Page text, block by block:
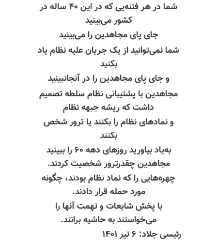
شما در هر فتنه‌یی که در این ۴۰ ساله در
کشور می‌بینید
جای پای مجاهدین را می‌بینید
شما نمی‌توانید از یک جریان علیه نظام یاد
بکنید
و جای پای مجاهدین را در آنجانبینید
مجاهدین با پشتیبانی نظام سلطه تصمیم
داشت که ریشه جبهه نظام
و نمادهای نظام را بکنند یا ترور شخص
بکنند
به‌یاد بیاورید روزهای دهه ۶۰ را ببینید
مجاهدینچقدرترورشخصیت کردند.
چهره‌هایی را که نماد نظام بودند، چگونه
مورد حمله قرار دادند.
با پخش شایعات و تهمت آنها را
می‌خواستند به حاشیه برانند.
رئیسی جلاد: ۶ تیر ۱۴۰۱